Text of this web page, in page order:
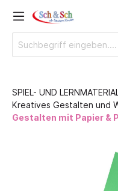
SPIEL- UND
Kreatives Gestalten und
Gestalten mit Papier &